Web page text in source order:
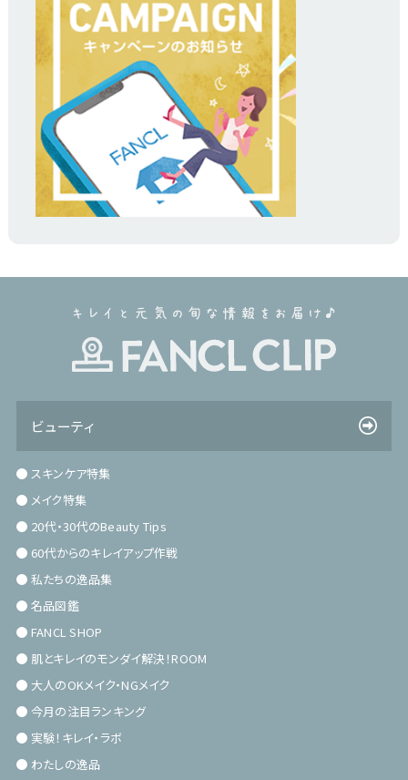
ビューティ
スキンケア特集
メイク特集
20代・30代のBeauty Tips
60代からのキレイアップ作戦
私たちの逸品集
名品図鑑
FANCL SHOP
肌とキレイのモンダイ解決！ROOM
大人のOKメイク・NGメイク
今月の注目ランキング
実験！キレイ・ラボ
わたしの逸品